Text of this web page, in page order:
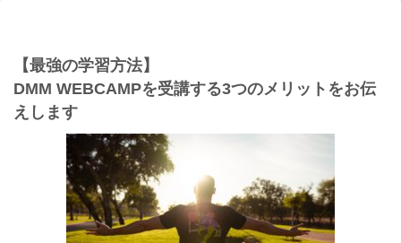
【最強の学習方法】
DMM WEBCAMPを受講する3つのメリットをお伝
えします